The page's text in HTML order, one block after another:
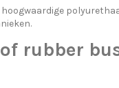
rubber